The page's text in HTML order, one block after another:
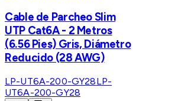
Cable de Parcheo Slim
UTP Cat6A - 2 Metros
(6.56 Pies) Gris, Diámetro
Reducido (28 AWG)
LP-UT6A-200-GY28LP-
UT6A-200-GY28